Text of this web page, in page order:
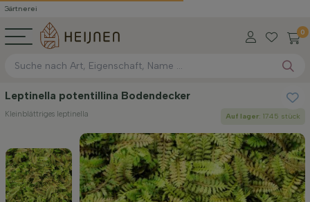
0
Leptinella potentillina Bodendecker
Kleinblättriges leptinella Auf lager: 1745 stück